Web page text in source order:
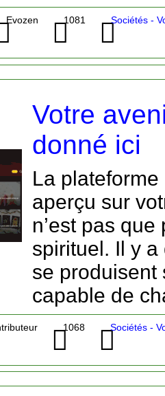
Evozen 1081 Sociétés -
Votre
donné ici
La
aperçu sur
n’est pas
spirituel. Il y
se produisent
capable de
1068 Sociétés -